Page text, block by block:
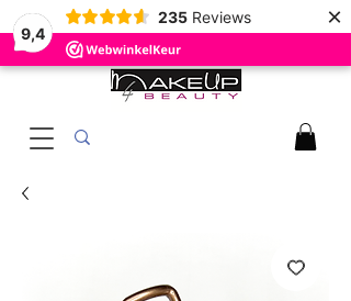
9,4
235 Reviews ×